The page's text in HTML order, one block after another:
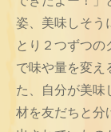
姿、美味しそう
とり２つずつの
で味や量を変え
た、自分が美味
材を友だちと分